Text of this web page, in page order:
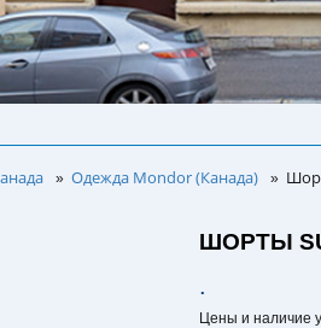
» Одежда Mondor (Канада) »
ШОРТЫ
.
Цены и наличие